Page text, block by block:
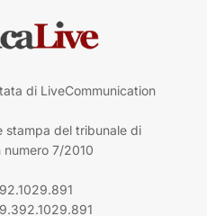
di LiveCommunication
stampa del tribunale di
7/2010